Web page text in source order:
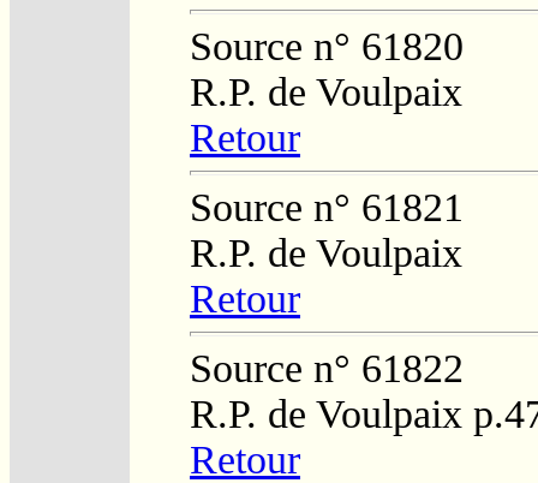
Source n° 61820
R.P. de Voulpaix
Retour
Source n° 61821
R.P. de Voulpaix
Retour
Source n° 61822
R.P. de Voulpaix
Retour